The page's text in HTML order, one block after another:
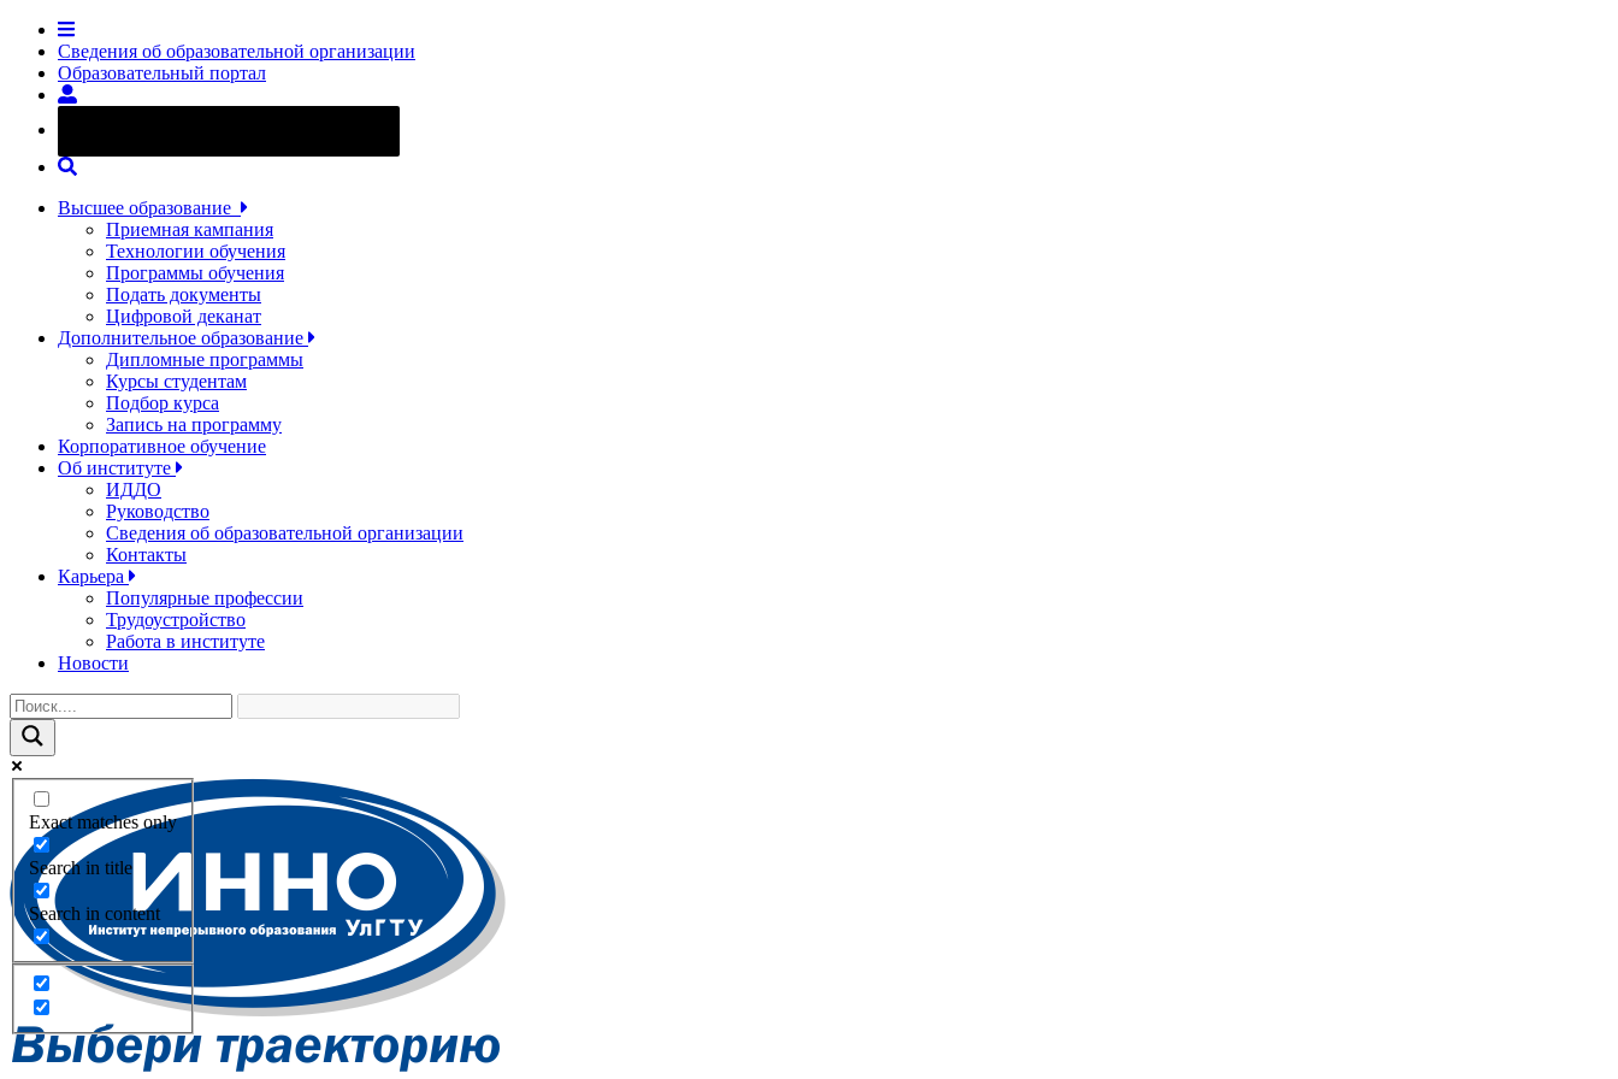
Сведения об образовательной организации
Образовательный портал
Высшее образование
Приемная кампания
Технологии обучения
Программы обучения
Подать документы
Цифровой деканат
Дополнительное образование
Дипломные программы
Курсы студентам
Подбор курса
Запись на программу
Корпоративное обучение
Об институте
ИДДО
Руководство
Сведения об образовательной организации
Контакты
Карьера
Популярные профессии
Трудоустройство
Работа в институте
Новости
Exact matches only
Search in title
Search in content